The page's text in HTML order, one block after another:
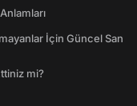
İçin Güncel San
mi?